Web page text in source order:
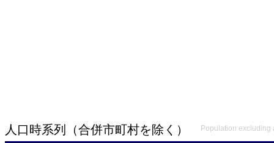
人口時系列（合併市町村を除く） Population excluding